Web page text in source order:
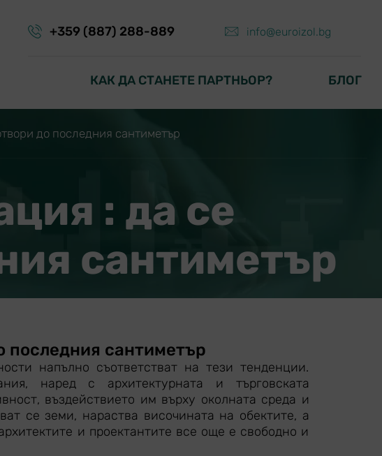
+359 (887) 288-889 info@euroizol.bg
КАК ДА СТАНЕТЕ ПАРТНЬОР? БЛОГ
до последния сантиметър
: да се
сантиметър
последния сантиметър
напълно съответстват на тези тенденции.
наред с архитектурната и търговската
въздействието им върху околната среда и
се земи, нараства височината на обектите, а
и проектантите все още е свободно и